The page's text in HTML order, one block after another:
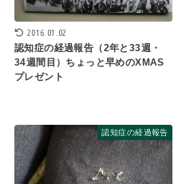
2016.01.02
認知症の経過報告（2年と33週・
34週間目）ちょっと早めのXMAS
プレゼント
認知症の経過報告